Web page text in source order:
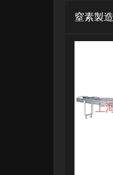
窒素製